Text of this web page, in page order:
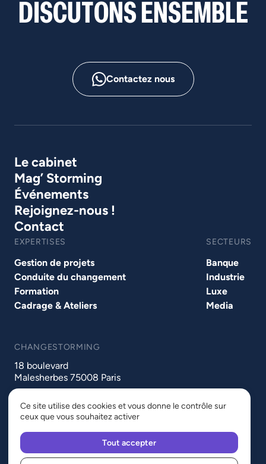
D SCUTONS E NS E M B L E
Contactez nous
Le cabinet
Mag’ Storming
Événements
Rejoignez-nous !
Contact
EXPERTISES
Gestion de projets
Conduite du changement
Formation
Cadrage & Ateliers
SECTEURS
Banque
Industrie
Luxe
Media
CHANGESTORMING
18 boulevard
Malesherbes 75008 Paris
Ce site utilise des cookies et vous donne le contrôle sur
ceux que vous souhaitez activer
Tout accepter